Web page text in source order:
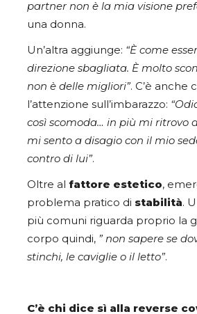
partner non è la mia visione
una donna.
Un’altra aggiunge: “È come
direzione sbagliata. È molto
non è delle migliori”. C’è anche
l’attenzione sull’imbarazzo:
così scomoda… in più mi ritrovo
mi sento a disagio con il mio
contro di lui”.
Oltre al fattore estetico,
problema pratico di stabilità.
più comuni riguarda proprio la
corpo quindi, ” non sapere se
stinchi, le caviglie o il letto”.
C’è chi dice sì alla reverse